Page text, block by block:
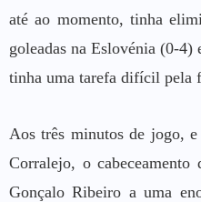
até ao momento, tinha
goleadas na Eslovénia (0-
tinha uma tarefa difícil pela
Aos três minutos de jogo,
Corralejo, o
Gonçalo Ribeiro a uma